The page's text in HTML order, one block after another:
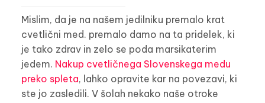
Mislim, da je na našem jedilniku premalo krat
cvetlični med. premalo damo na ta pridelek, ki
je tako zdrav in zelo se poda marsikaterim
jedem. Nakup cvetličnega Slovenskega medu
preko spleta, lahko opravite kar na povezavi, ki
ste jo zasledili. V šolah nekako naše otroke